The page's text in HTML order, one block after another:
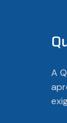
A